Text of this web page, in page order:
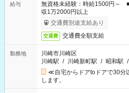
給与
無資格未経験：時給1500円
収1万2000円以上
交通費別途支給あり
交通費 交通費全額支給
勤務地
川崎市川崎区
川崎駅 / 川崎新町駅 / 昭和駅 /
≪自宅からドアtoドアで30分
します。